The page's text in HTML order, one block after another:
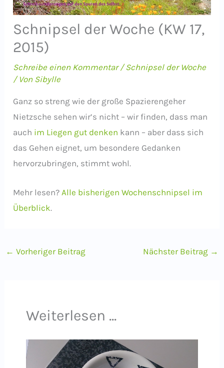
Schnipsel der Woche (KW 17,
2015)
Schreibe einen Kommentar /Schnipsel der Woche
/ Von Sibylle
Ganz so streng wie der große Spazierengeher
Nietzsche sehen wir’s nicht – wir finden, dass man
auch im Liegen gut denken kann – aber dass sich
das Gehen eignet, um besondere Gedanken
hervorzubringen, stimmt wohl.
Mehr lesen?Alle bisherigen Wochenschnipsel im
Überblick.
← Vorheriger Beitrag Nächster Beitrag →
Weiterlesen ...